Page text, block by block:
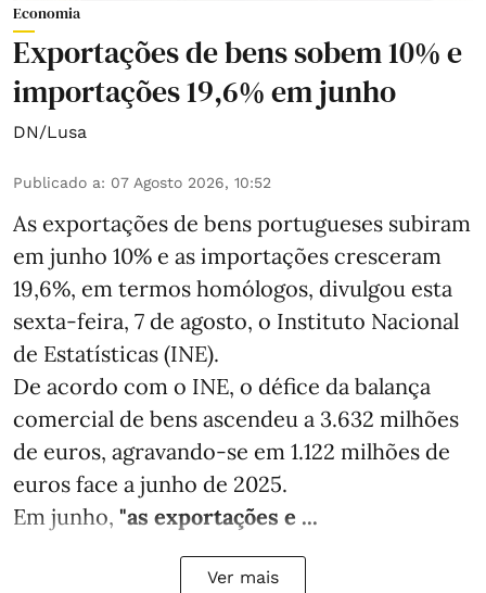
Economia
Exportações de bens sobem 10% e
importações 19,6% em junho
DN/Lusa
Publicado a: 07 Agosto 2026, 10:52
As exportações de bens portugueses subiram
em junho 10% e as importações cresceram
19,6%, em termos homólogos, divulgou esta
sexta-feira, 7 de agosto, o Instituto Nacional
de Estatísticas (INE).
De acordo com o INE, o défice da balança
comercial de bens ascendeu a 3.632 milhões
de euros, agravando-se em 1.122 milhões de
euros face a junho de 2025.
Em junho, "as exportações e ...
Ver mais